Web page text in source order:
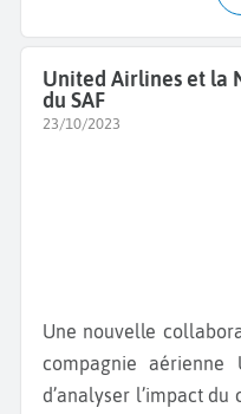
United Airlines et la
du SAF
23/10/2023
Une nouvelle collaboration a été mise en place entre la
compagnie
d’analyser l’impact du